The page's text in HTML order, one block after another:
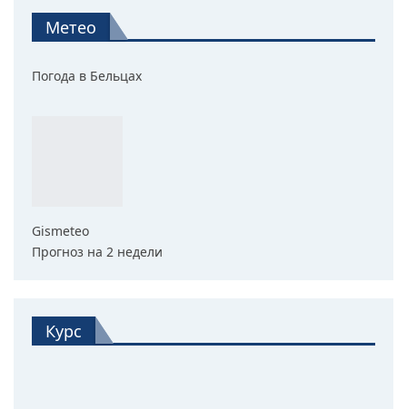
Метео
Погода в Бельцах
Gismeteo
Прогноз на 2 недели
Курс